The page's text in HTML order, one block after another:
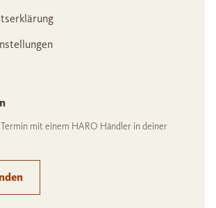
mit einem HARO Händler in deiner